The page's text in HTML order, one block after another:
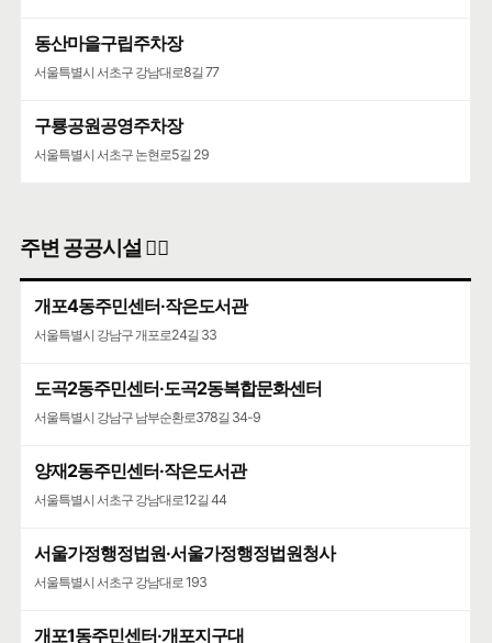
동산마을구립주차장
서울특별시 서초구 강남대로8길 77
구룡공원공영주차장
서울특별시 서초구 논현로5길 29
주변 공공시설 👨‍✈️
개포4동주민센터·작은도서관
서울특별시 강남구 개포로24길 33
도곡2동주민센터·도곡2동복합문화센터
서울특별시 강남구 남부순환로378길 34-9
양재2동주민센터·작은도서관
서울특별시 서초구 강남대로12길 44
서울가정행정법원·서울가정행정법원청사
서울특별시 서초구 강남대로 193
개포1동주민센터·개포지구대